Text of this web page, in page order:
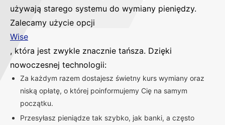
używają starego systemu do wymiany pieniędzy.
Zalecamy użycie opcji
Wise
, która jest zwykle znacznie tańsza. Dzięki
nowoczesnej technologii:
Za każdym razem dostajesz świetny kurs wymiany oraz
niską opłatę, o której poinformujemy Cię na samym
początku.
Przesyłasz pieniądze tak szybko, jak banki, a często